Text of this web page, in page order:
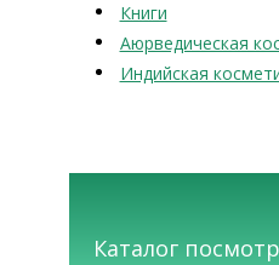
Книги
Аюрведическая
Индийская
Каталог